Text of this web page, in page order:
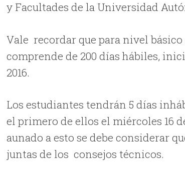
y Facultades de la Universidad
Vale recordar que para nivel
comprende de 200 días hábiles,
2016.
Los estudiantes tendrán 5 días
el primero de ellos el miércoles 16
aunado a esto se debe considerar
juntas de los consejos técnicos.